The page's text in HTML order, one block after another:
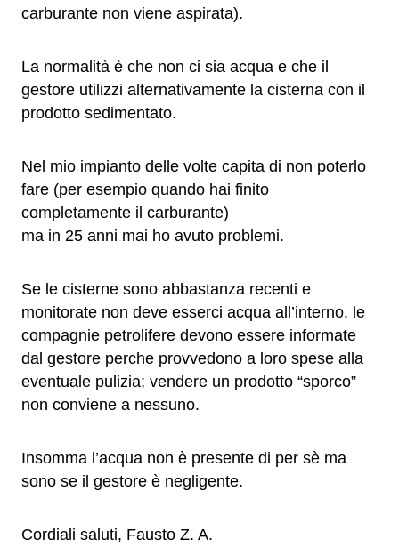
carburante non viene aspirata).
La normalità è che non ci sia acqua e che il
gestore utilizzi alternativamente la cisterna con il
prodotto sedimentato.
Nel mio impianto delle volte capita di non poterlo
fare (per esempio quando hai finito
completamente il carburante)
ma in 25 anni mai ho avuto problemi.
Se le cisterne sono abbastanza recenti e
monitorate non deve esserci acqua all’interno, le
compagnie petrolifere devono essere informate
dal gestore perche provvedono a loro spese alla
eventuale pulizia; vendere un prodotto “sporco”
non conviene a nessuno.
Insomma l’acqua non è presente di per sè ma
sono se il gestore è negligente.
Cordiali saluti, Fausto Z. A.